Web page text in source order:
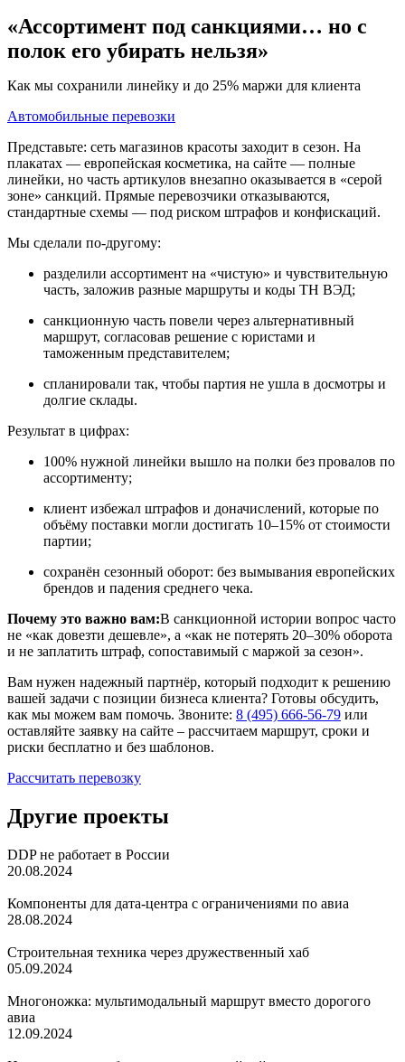
«Ассортимент под санкциями… но с
полок его убирать нельзя»
Как мы сохранили линейку и до 25% маржи для клиента
Автомобильные перевозки
Представьте: сеть магазинов красоты заходит в сезон. На
плакатах — европейская косметика, на сайте — полные
линейки, но часть артикулов внезапно оказывается в «серой
зоне» санкций. Прямые перевозчики отказываются,
стандартные схемы — под риском штрафов и конфискаций.
Мы сделали по‑другому:
разделили ассортимент на «чистую» и чувствительную
часть, заложив разные маршруты и коды ТН ВЭД;
санкционную часть повели через альтернативный
маршрут, согласовав решение с юристами и
таможенным представителем;
спланировали так, чтобы партия не ушла в досмотры и
долгие склады.
Результат в цифрах:
100% нужной линейки вышло на полки без провалов по
ассортименту;
клиент избежал штрафов и доначислений, которые по
объёму поставки могли достигать 10–15% от стоимости
партии;
сохранён сезонный оборот: без вымывания европейских
брендов и падения среднего чека.
Почему это важно вам:В санкционной истории вопрос часто
не «как довезти дешевле», а «как не потерять 20–30% оборота
и не заплатить штраф, сопоставимый с маржой за сезон».
Вам нужен надежный партнёр, который подходит к решению
вашей задачи с позиции бизнеса клиента? Готовы обсудить,
как мы можем вам помочь. Звоните: 8 (495) 666-56-79 или
оставляйте заявку на сайте – рассчитаем маршрут, сроки и
риски бесплатно и без шаблонов.
Рассчитать перевозку
Другие проекты
DDP не работает в России
20.08.2024
Компоненты для дата‑центра с ограничениями по авиа
28.08.2024
Строительная техника через дружественный хаб
05.09.2024
Многоножка: мультимодальный маршрут вместо дорогого
авиа
12.09.2024